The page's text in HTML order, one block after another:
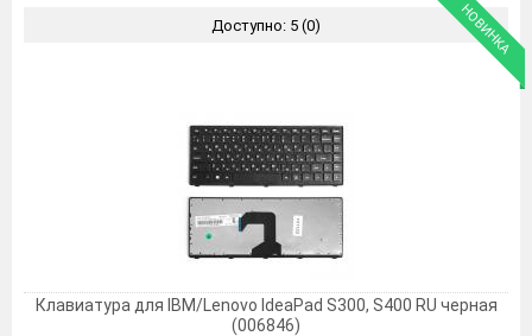
Доступно: 5 (0) НОВИНКА
Клавиатура для IBM/Lenovo IdeaPad S300, S400 RU черная
(006846)